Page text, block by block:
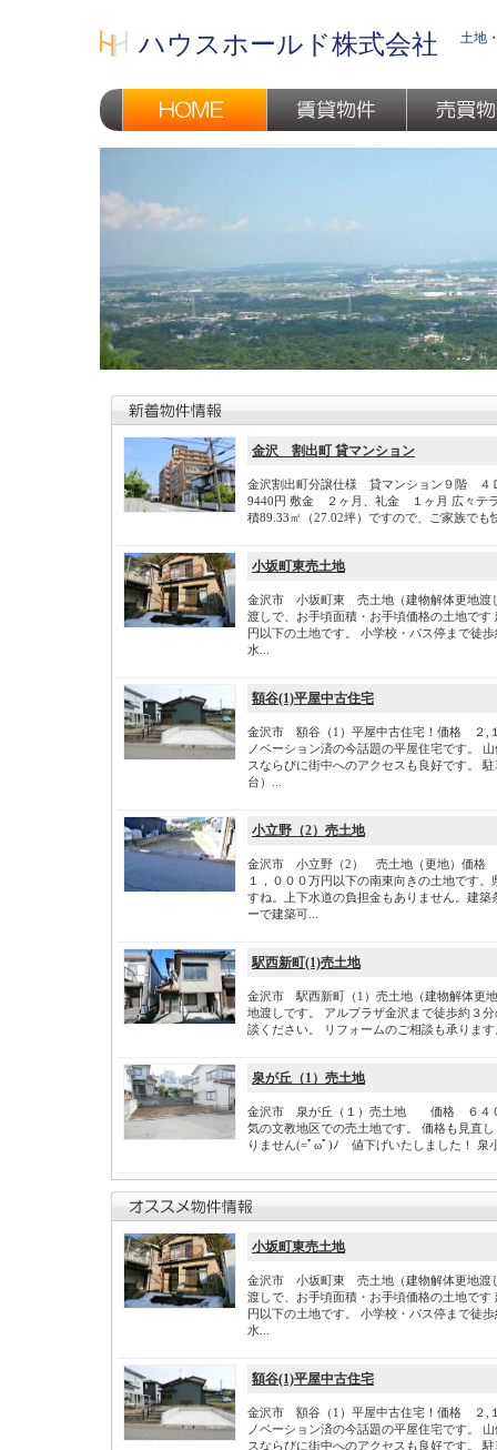
ハウスホールド株式会社 土地
金沢 割出町 貸マンション
金沢割出町分譲仕様 貸マンション９階
9440円 敷金 ２ヶ月、礼金 １ヶ月 広々テ
積89.33㎡（27.02坪）ですので、ご家族でも
小坂町東売土地
金沢市 小坂町東 売土地（建物解体更地渡
渡しで、お手頃面積・お手頃価格の土地で
円以下の土地です。 小学校・バス停まで徒
水...
額谷(1)平屋中古住宅
金沢市 額谷（1）平屋中古住宅！価格 ２,
ノベーション済の今話題の平屋住宅です。
スならびに街中へのアクセスも良好です。
台）...
小立野（2）売土地
金沢市 小立野（2） 売土地（更地）価格
１，０００万円以下の南東向きの土地です
すね。上下水道の負担金もありません。建
ーで建築可...
駅西新町(1)売土地
金沢市 駅西新町（1）売土地（建物解体更
地渡しです。 アルプラザ金沢まで徒歩約３
談ください。 リフォームのご相談も承りま
泉が丘（1）売土地
金沢市 泉が丘（１）売土地 価格 ６
気の文教地区での売土地です。 価格も見直
りません(=ﾟωﾟ)ﾉ 値下げいたしました！ 泉
小坂町東売土地
金沢市 小坂町東 売土地（建物解体更地渡
渡しで、お手頃面積・お手頃価格の土地で
円以下の土地です。 小学校・バス停まで徒
水...
額谷(1)平屋中古住宅
金沢市 額谷（1）平屋中古住宅！価格 ２,
ノベーション済の今話題の平屋住宅です。
スならびに街中へのアクセスも良好です。